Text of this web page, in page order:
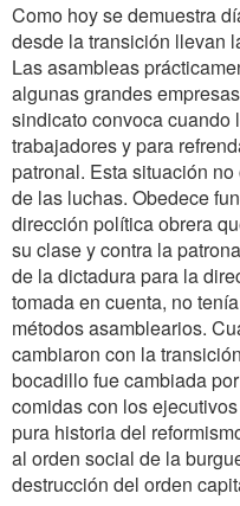
Como hoy se demuestra
desde la transición llevan
Las asambleas
algunas grandes
sindicato convoca cuando
trabajadores y para
patronal. Esta situación
de las luchas. Obedece
dirección política obrera
su clase y contra la
de la dictadura para la
tomada en cuenta, no
métodos asamblearios.
cambiaron con la
bocadillo fue cambiada
comidas con los
pura historia del
al orden social de la
destrucción del orden